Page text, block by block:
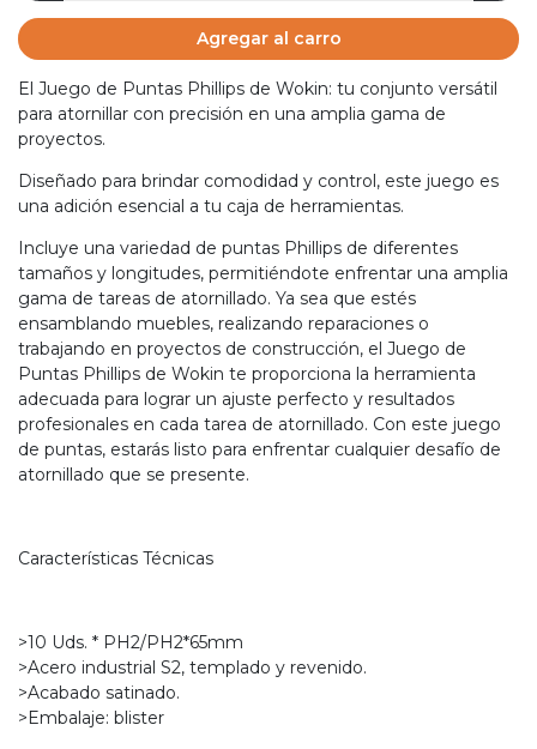
Agregar al carro
El Juego de Puntas Phillips de Wokin: tu conjunto versátil
para atornillar con precisión en una amplia gama de
proyectos.
Diseñado para brindar comodidad y control, este juego es
una adición esencial a tu caja de herramientas.
Incluye una variedad de puntas Phillips de diferentes
tamaños y longitudes, permitiéndote enfrentar una amplia
gama de tareas de atornillado. Ya sea que estés
ensamblando muebles, realizando reparaciones o
trabajando en proyectos de construcción, el Juego de
Puntas Phillips de Wokin te proporciona la herramienta
adecuada para lograr un ajuste perfecto y resultados
profesionales en cada tarea de atornillado. Con este juego
de puntas, estarás listo para enfrentar cualquier desafío de
atornillado que se presente.
Características Técnicas
>10 Uds. * PH2/PH2*65mm
>Acero industrial S2, templado y revenido.
>Acabado satinado.
>Embalaje: blister